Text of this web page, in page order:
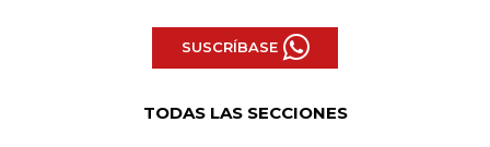
SUSCRÍBASE
TODAS LAS SECCIONES